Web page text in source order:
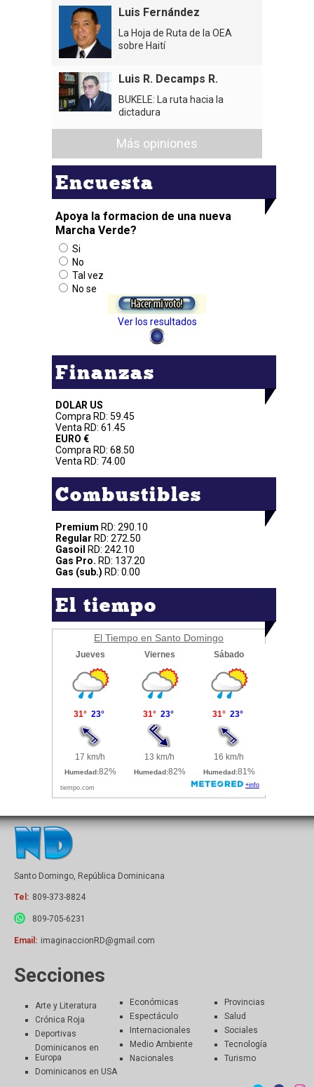
Luis Fernández
La Hoja de Ruta de la OEA
sobre Haití
Luis R. Decamps R.
BUKELE: La ruta hacia la
dictadura
Más opiniones
Encuesta
Apoya la formacion de una nueva
Marcha Verde?
Si
No
Tal vez
No se
Ver los resultados
Finanzas
DOLAR US
Compra RD: 59.45
Venta RD: 61.45
EURO €
Compra RD: 68.50
Venta RD: 74.00
Combustibles
Premium RD: 290.10
Regular RD: 272.50
Gasoil
RD: 242.10
Gas Pro. RD: 137.20
Gas (sub.) RD: 0.00
El tiempo
El Tiempo en Santo Domingo
Santo Domingo, República Dominicana
Tel: 809-373-8824
809-705-6231
Email: imaginaccionRD@gmail.com
Secciones
Arte y Literatura
Crónica Roja
Deportivas
Dominicanos en
Europa
Dominicanos en USA
Económicas
Espectáculo
Internacionales
Medio Ambiente
Nacionales
Provincias
Salud
Sociales
Tecnología
Turismo